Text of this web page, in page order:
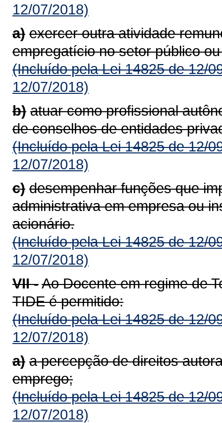
12/07/2018)
a) exercer outra atividade
empregatício no setor público
(Incluído pela Lei 14825 de 12/
12/07/2018)
b) atuar como profissional
de conselhos de entidades
(Incluído pela Lei 14825 de 12/
12/07/2018)
c) desempenhar funções que
administrativa em empresa ou
acionário.
(Incluído pela Lei 14825 de 12/
12/07/2018)
VII -Ao Docente em regime de
TIDE é permitido:
(Incluído pela Lei 14825 de 12/
12/07/2018)
a) a percepção de direitos
emprego;
(Incluído pela Lei 14825 de 12/
12/07/2018)